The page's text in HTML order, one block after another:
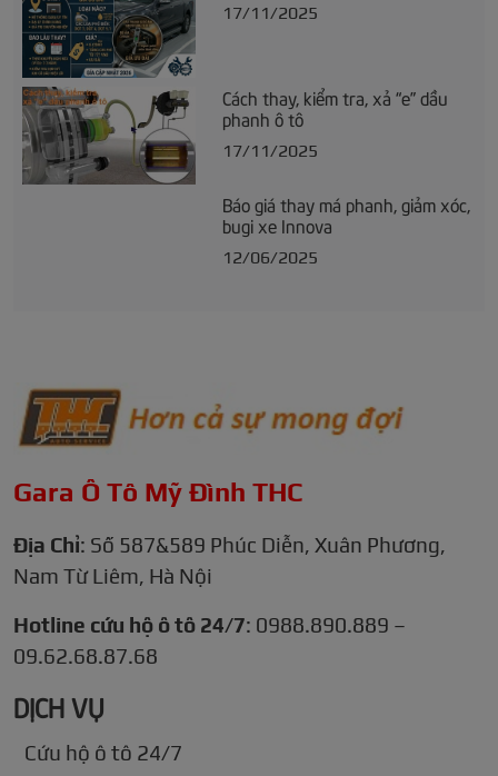
17/11/2025
Cách thay, kiểm tra, xả “e” dầu
phanh ô tô
17/11/2025
Báo giá thay má phanh, giảm xóc,
bugi xe Innova
12/06/2025
Gara Ô Tô Mỹ Đình THC
Địa Chỉ: Số 587&589 Phúc Diễn, Xuân Phương,
Nam Từ Liêm, Hà Nội
Hotline cứu hộ ô tô 24/7: 0988.890.889 –
09.62.68.87.68
DỊCH VỤ
Cứu hộ ô tô 24/7